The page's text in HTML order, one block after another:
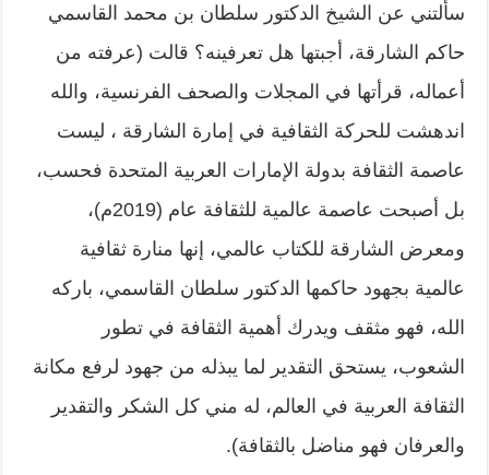
سألتني عن الشيخ الدكتور سلطان بن محمد القاسمي
حاكم الشارقة، أجبتها هل تعرفينه؟ قالت (عرفته من
أعماله، قرأتها في المجلات والصحف الفرنسية، والله
اندهشت للحركة الثقافية في إمارة الشارقة ، ليست
عاصمة الثقافة بدولة الإمارات العربية المتحدة فحسب،
بل أصبحت عاصمة عالمية للثقافة عام (2019م)،
ومعرض الشارقة للكتاب عالمي، إنها منارة ثقافية
عالمية بجهود حاكمها الدكتور سلطان القاسمي، باركه
الله، فهو مثقف ويدرك أهمية الثقافة في تطور
الشعوب، يستحق التقدير لما يبذله من جهود لرفع مكانة
الثقافة العربية في العالم، له مني كل الشكر والتقدير
والعرفان فهو مناضل بالثقافة).